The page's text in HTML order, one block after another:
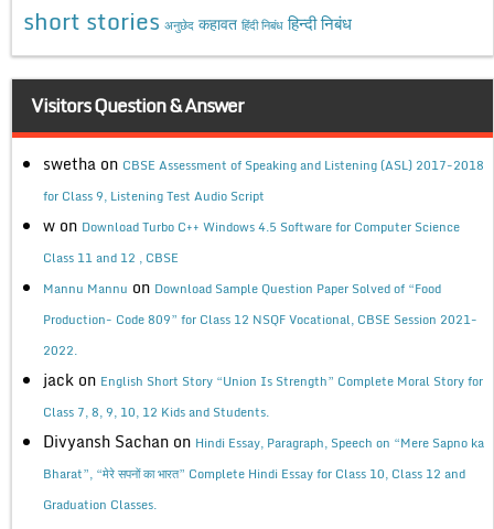
short stories अनुछेद कहावत हिंदी निबंध हिन्दी निबंध
Visitors Question & Answer
swetha on CBSE Assessment of Speaking and Listening (ASL) 2017-2018
for Class 9, Listening Test Audio Script
w on Download Turbo C++ Windows 4.5 Software for Computer Science
Class 11 and 12 , CBSE
Mannu Mannu on Download Sample Question Paper Solved of “Food
Production- Code 809” for Class 12 NSQF Vocational, CBSE Session 2021-
2022.
jack on English Short Story “Union Is Strength” Complete Moral Story for
Class 7, 8, 9, 10, 12 Kids and Students.
Divyansh Sachan on Hindi Essay, Paragraph, Speech on “Mere Sapno ka
Bharat”, “मेरे सपनों का भारत” Complete Hindi Essay for Class 10, Class 12 and
Graduation Classes.